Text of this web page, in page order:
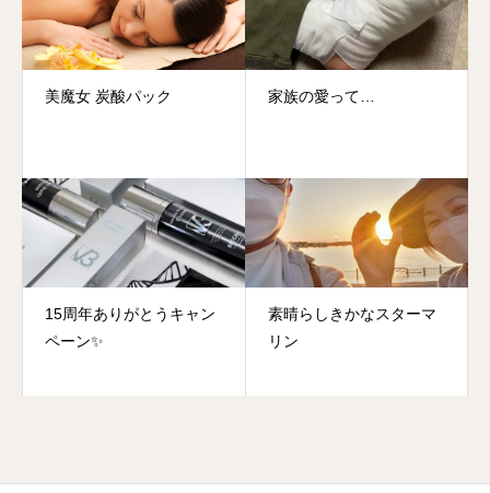
美魔女 炭酸パック 家族の愛って…
15周年ありがとうキャン
ペーン✨
素晴らしきかなスターマ
リン